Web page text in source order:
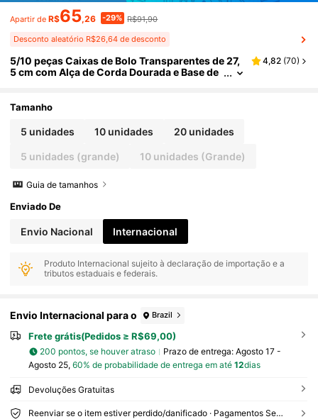
Apartir de R$65,26 -29% R$91,90
Desconto aleatório R$26,64 de desconto
5/10 peças Caixas de Bolo Transparentes de 27,
5 cm com Alça de Corda Dourada e Base de
táteis para Armazenamento de Fatias de Bolo, A
4,82 (70)
Tamanho
5 unidades 10 unidades 20 unidades
5 unidades (grande) 10 unidades (Grande)
Guia de tamanhos
Enviado De
Envio Nacional Internacional
Produto Internacional sujeito à declaração de importação e a
tributos estaduais e federais.
Envio Internacional para o Brazil
Frete grátis(Pedidos ≥ R$69,00)
200 pontos, se houver atraso Prazo de entrega: Agosto 17 -
Agosto 25, 60% de probabilidade de entrega em até 12dias
Devoluções Gratuitas
Reenviar se o item estiver perdido/danificado · Pagamentos Seguros · Proteção de privacidade